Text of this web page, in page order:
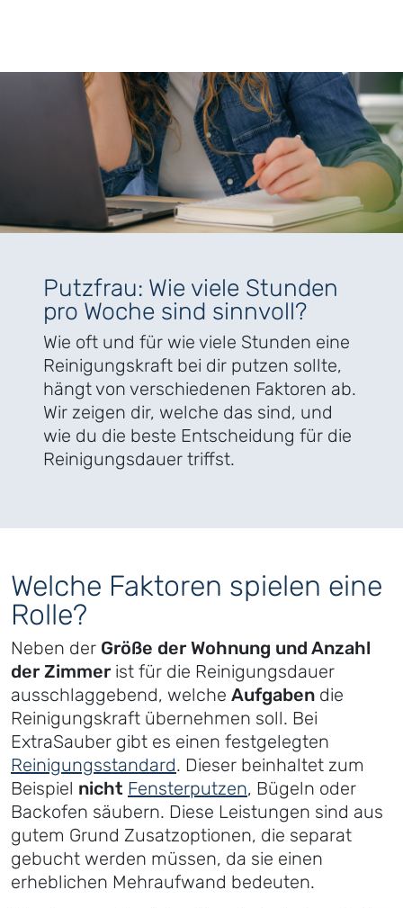
Putzfrau: Wie viele Stunden
pro Woche sind sinnvoll?
Wie oft und für wie viele Stunden eine
Reinigungskraft bei dir putzen sollte,
hängt von verschiedenen Faktoren ab.
Wir zeigen dir, welche das sind, und
wie du die beste Entscheidung für die
Reinigungsdauer triffst.
Welche Faktoren spielen eine
Rolle?
Neben der Größe der Wohnung und Anzahl
der Zimmer ist für die Reinigungsdauer
ausschlaggebend, welche Aufgaben die
Reinigungskraft übernehmen soll. Bei
ExtraSauber gibt es einen festgelegten
Reinigungsstandard. Dieser beinhaltet zum
Beispiel nicht Fensterputzen, Bügeln oder
Backofen säubern. Diese Leistungen sind aus
gutem Grund Zusatzoptionen, die separat
gebucht werden müssen, da sie einen
erheblichen Mehraufwand bedeuten.